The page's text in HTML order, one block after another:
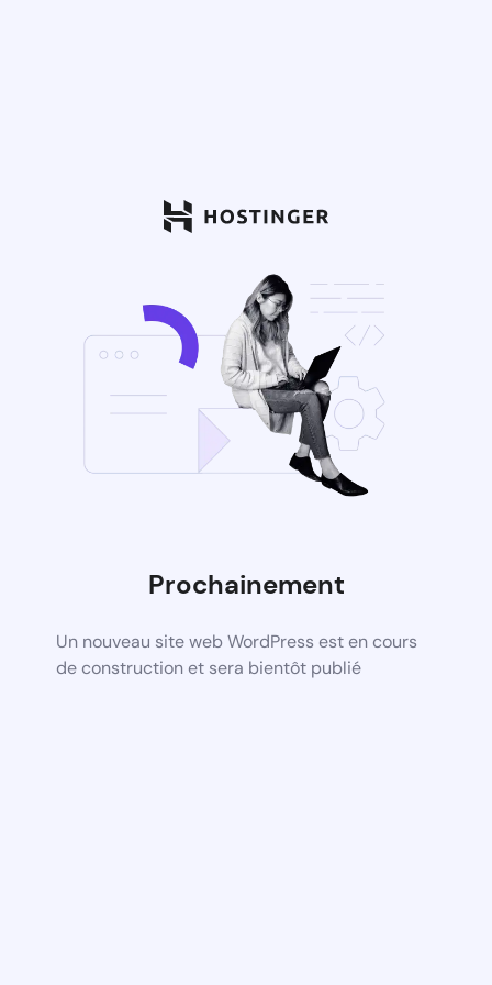
Prochainement
Un nouveau site web WordPress est en cours
de construction et sera bientôt publié